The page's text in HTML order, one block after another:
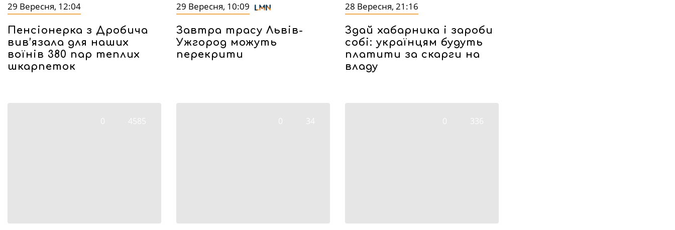
29 Вересня, 12:04
Пенсіонерка з Дробича
вив’язала для наших
воїнів 380 пар теплих
шкарпеток
29 Вересня, 10:09
Завтра трасу Львів-
Ужгород можуть
перекрити
28 Вересня, 21:16
Здай хабарника і зароби
собі: українцям будуть
платити за скарги на
владу
0 4585 0 34 0 336